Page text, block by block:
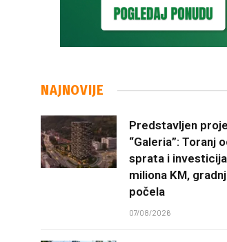
NAJNOVIJE
Predstavljen
“Galeria”: Toranj
sprata i
miliona KM,
počela
07/08/2026